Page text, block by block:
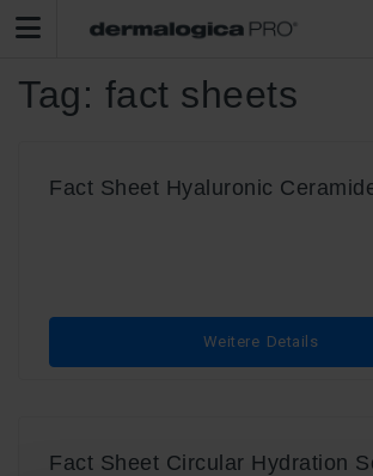
Tag: fact sheets
Fact Sheet Hyaluronic
Weitere Details
Fact Sheet Circular Hydration